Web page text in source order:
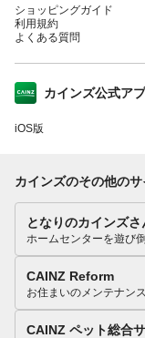
ショッピングガイド
利用規約
よくある質問
カインズ公式ア
iOS版
カインズのその他のサ
となりのカインズさ
ホームセンターを遊び
CAINZ Reform
お住まいのメンテナン
CAINZ ペット総合